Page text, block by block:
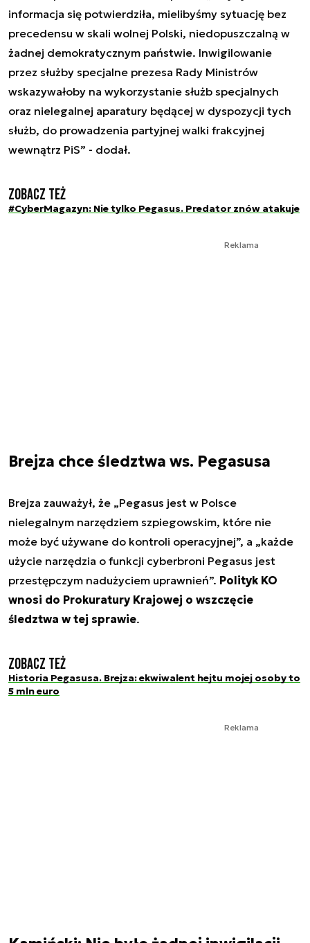
informacja się potwierdziła, mielibyśmy sytuację bez
precedensu w skali wolnej Polski, niedopuszczalną w
żadnej demokratycznym państwie. Inwigilowanie
przez służby specjalne prezesa Rady Ministrów
wskazywałoby na wykorzystanie służb specjalnych
oraz nielegalnej aparatury będącej w dyspozycji tych
służb, do prowadzenia partyjnej walki frakcyjnej
wewnątrz PiS” - dodał.
Zobacz też
#CyberMagazyn: Nie tylko Pegasus. Predator znów atakuje
Reklama
Brejza chce śledztwa ws. Pegasusa
Brejza zauważył, że „Pegasus jest w Polsce
nielegalnym narzędziem szpiegowskim, które nie
może być używane do kontroli operacyjnej”, a „każde
użycie narzędzia o funkcji cyberbroni Pegasus jest
przestępczym nadużyciem uprawnień”. Polityk KO
wnosi do Prokuratury Krajowej o wszczęcie
śledztwa w tej sprawie.
Zobacz też
Historia Pegasusa. Brejza: ekwiwalent hejtu mojej osoby to
5 mln euro
Reklama